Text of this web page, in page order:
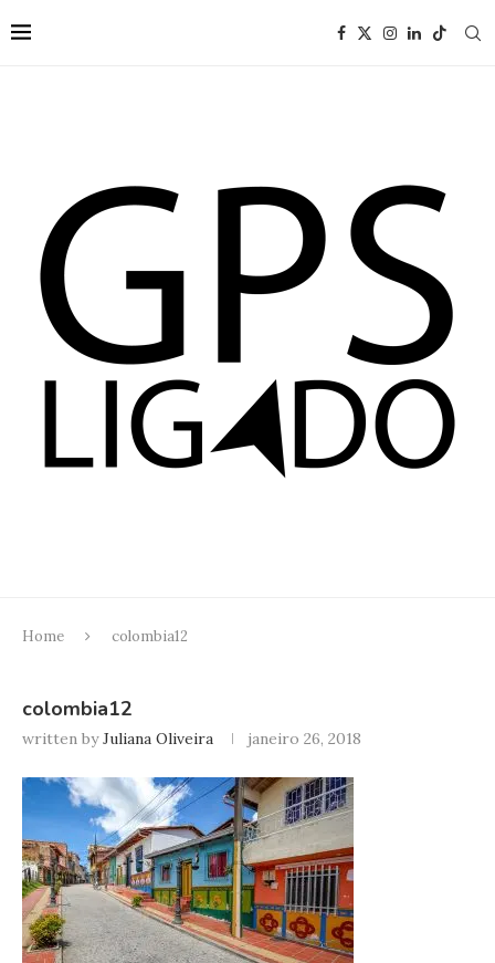
Home colombia12
colombia12
written byJuliana Oliveira janeiro 26, 2018